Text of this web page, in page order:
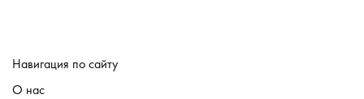
Навигация по сайту
О нас